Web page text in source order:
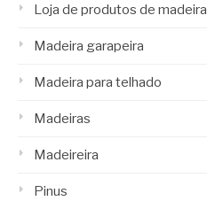
Loja de produtos de madeira
Madeira garapeira
Madeira para telhado
Madeiras
Madeireira
Pinus